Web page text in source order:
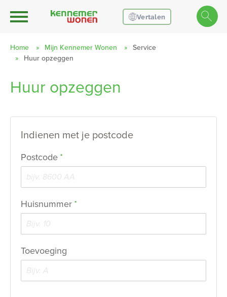
Naar de homepage
Ga naar Hoofd Vertalen
Home Mijn Kennemer Wonen
Service
Huur opzeggen
Huur opzeggen
Indienen met je postcode
Postcode *
Huisnummer *
Toevoeging